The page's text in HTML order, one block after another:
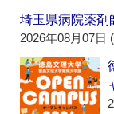
埼玉県病院薬
2026年08月07日